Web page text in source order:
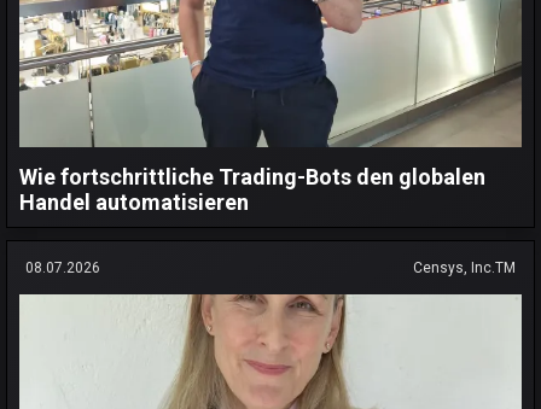
Wie fortschrittliche Trading-Bots den globalen
Handel automatisieren
08.07.2026 Censys, Inc.TM